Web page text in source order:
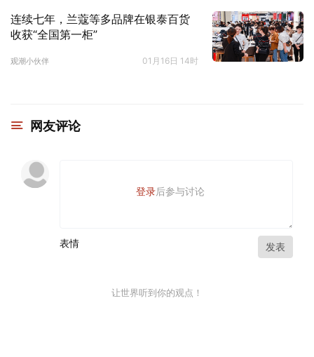
连续七年，兰蔻等多品牌在银泰百货
收获“全国第一柜”
观潮小伙伴 01月16日 14时
网友评论
登录后参与讨论
表情 发表
让世界听到你的观点！